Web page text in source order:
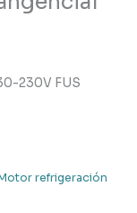
230V FUS
refrigeración